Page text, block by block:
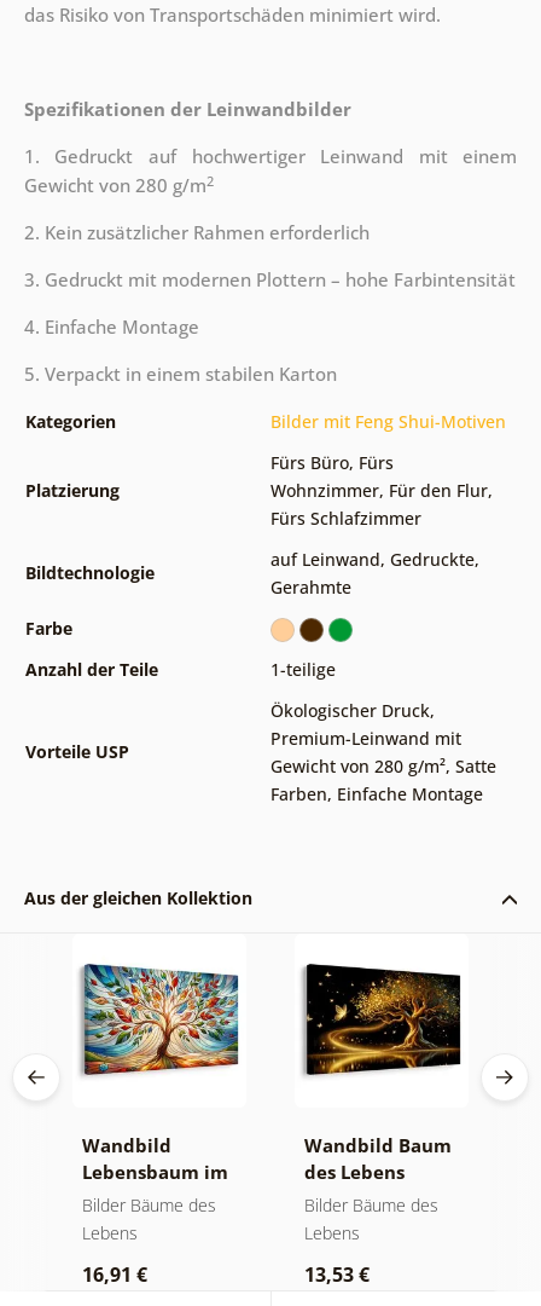
das Risiko von Transportschäden minimiert wird.
Spezifikationen der Leinwandbilder
1. Gedruckt auf hochwertiger Leinwand mit einem
Gewicht von 280 g/m2
2. Kein zusätzlicher Rahmen erforderlich
3. Gedruckt mit modernen Plottern – hohe Farbintensität
4. Einfache Montage
5. Verpackt in einem stabilen Karton
Kategorien Bilder mit Feng Shui-Motiven
Platzierung
Fürs Büro, Fürs
Wohnzimmer, Für den Flur,
Fürs Schlafzimmer
Bildtechnologie
auf Leinwand, Gedruckte,
Gerahmte
Farbe
Anzahl der Teile
1-teilige
Vorteile USP
Ökologischer Druck,
Premium-Leinwand mit
Gewicht von 280 g/m², Satte
Farben, Einfache Montage
Aus der gleichen Kollektion
Wandbild
Lebensbaum im
bunten
Glasfenster
Bilder Bäume des
Lebens
16,91 €
Wandbild Baum
des Lebens
goldene Magie
Bilder Bäume des
Lebens
13,53 €